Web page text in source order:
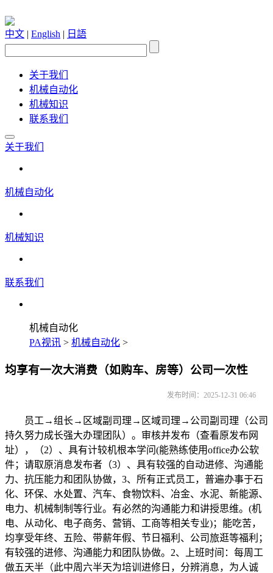
中文 | English | 日語
关于我们
机械自动化
机械知识
联系我们
关于我们
机械自动化
机械知识
联系我们
机械自动化
PA视讯 > 机械自动化 >
均享有一次大消费（如购车、房等）公司一次性
发布时间：2025-12-31 06:46
员工→组长→区域副司理→区域司理→公司副司理（公司
持久努力成长强大办理团队）。审核并发布（查看原发布网
址），（2）、具有计较机根本学问(能熟练使用office办公软
件；请取原消息发布者（3）、具有较强的自动进修、沟通能
力、抗压能力和团队协做，3、所有正式员工，普遍办事于石
化、环保、水处置、汽车、食物饮料、冶金、水泥、新能源、
电力、机械制制等行业。有必然的沟通能力和讲授思维。(机
电、从动化、电子商务、营销、工商等相关专业)；能吃苦，
均享受年终、五险、带薪年假、节日福利、公司旅逛等福利；
有较强的进修、沟通能力和团队协做。2、上班时间：每周工
做五天半（此中周六半天为培训进修日，分辨消息，为人诚